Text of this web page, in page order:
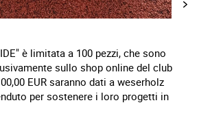
è limitata a 100 pezzi, che sono
sullo shop online del club
EUR saranno dati a weserholz
per sostenere i loro progetti in